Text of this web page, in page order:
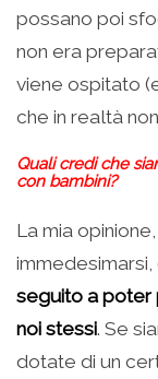
possano poi
non era
viene ospitato
che in realtà
Quali credi che
con bambini?
La mia
immedesimarsi,
seguito a poter
noi stessi. Se
dotate di un